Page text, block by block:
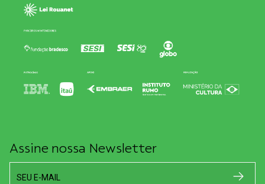
Assine nossa Newsletter
SEU E-MAIL